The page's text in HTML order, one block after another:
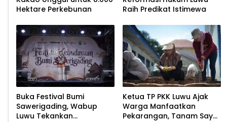
Hektare Perkebunan
Raih Predikat Istimewa
Buka Festival Bumi
Sawerigading, Wabup
Luwu Tekankan
Ketua TP PKK Luwu Ajak
Warga Manfaatkan
Pekarangan, Tanam Sayur